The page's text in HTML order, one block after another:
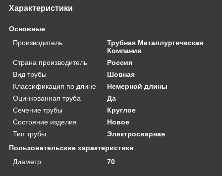
Характеристики
Основные
Производитель
Трубная Металлургическая
Компания
Страна производитель
Россия
Вид трубы
Шовная
Классификация по длине
Немерной длины
Оцинкованная труба
Да
Сечение трубы
Круглое
Состояние изделия
Новое
Тип трубы
Электросварная
Пользовательские характеристики
Диаметр
70